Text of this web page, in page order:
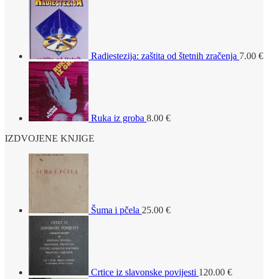
Radiestezija: zaštita od štetnih zračenja 7.00 €
Ruka iz groba 8.00 €
IZDVOJENE KNJIGE
Šuma i pčela 25.00 €
Crtice iz slavonske povijesti 120.00 €